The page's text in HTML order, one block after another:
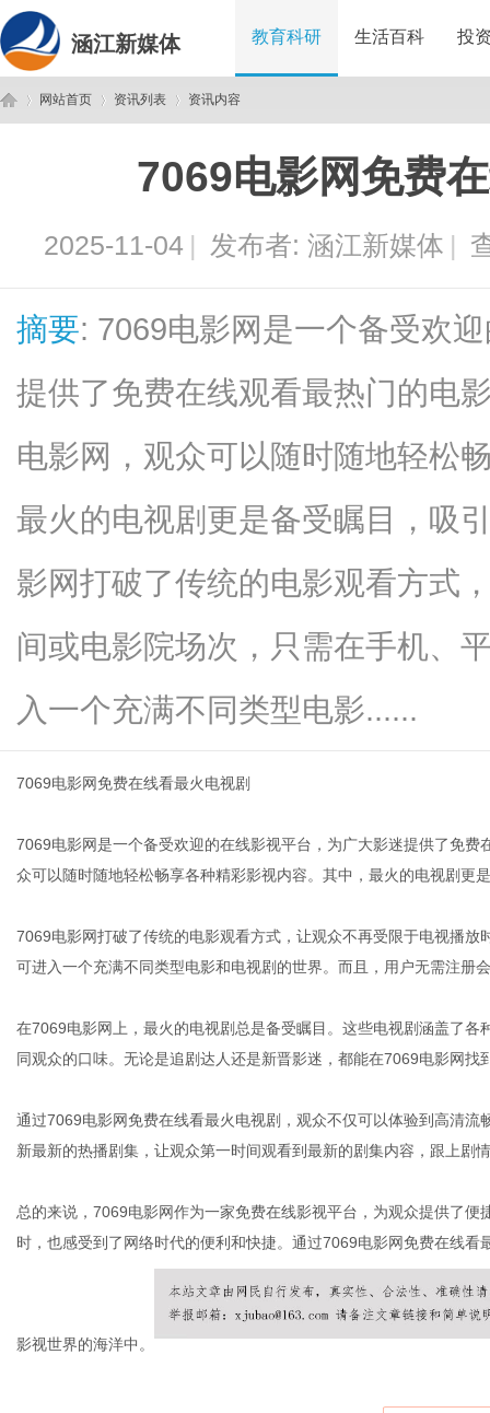
涵江新媒体 教育科研 生活百科 投
网站首页 资讯列表
›
资讯内容
7069电影网免费
2025-11-04 | 发布者: 涵江新媒体 |
摘要: 7069电影网是一个备受欢
提供了免费在线观看最热门的电
电影网，观众可以随时随地轻松
最火的电视剧更是备受瞩目，吸
影网打破了传统的电影观看方式
间或电影院场次，只需在手机、
入一个充满不同类型电影......
7069电影网免费在线看最火电视剧
7069电影网是一个备受欢迎的在线影视平台，为广大影迷提供了免
众可以随时随地轻松畅享各种精彩影视内容。其中，最火的电视剧更
7069电影网打破了传统的电影观看方式，让观众不再受限于电视播
可进入一个充满不同类型电影和电视剧的世界。而且，用户无需注册
在7069电影网上，最火的电视剧总是备受瞩目。这些电视剧涵盖了
同观众的口味。无论是追剧达人还是新晋影迷，都能在7069电影网
通过7069电影网免费在线看最火电视剧，观众不仅可以体验到高清
新最新的热播剧集，让观众第一时间观看到最新的剧集内容，跟上剧
总的来说，7069电影网作为一家免费在线影视平台，为观众提供了
时，也感受到了网络时代的便利和快捷。通过7069电影网免费在线
影视世界的海洋中。